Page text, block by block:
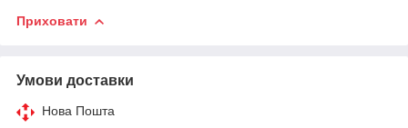
Приховати
Умови доставки
Нова Пошта